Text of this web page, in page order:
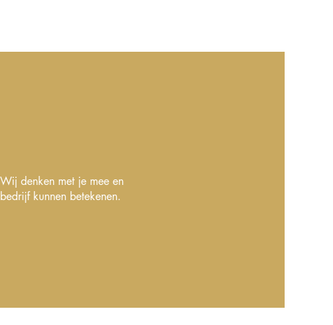
denken met je mee en
kunnen betekenen.